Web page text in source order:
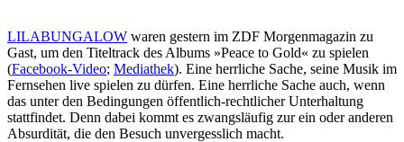
LILABUNGALOW waren gestern im ZDF Morgenmagazin zu
Gast, um den Titeltrack des Albums »Peace to Gold« zu spielen
(Facebook-Video; Mediathek). Eine herrliche Sache, seine Musik im
Fernsehen live spielen zu dürfen. Eine herrliche Sache auch, wenn
das unter den Bedingungen öffentlich-rechtlicher Unterhaltung
stattfindet. Denn dabei kommt es zwangsläufig zur ein oder anderen
Absurdität, die den Besuch unvergesslich macht.